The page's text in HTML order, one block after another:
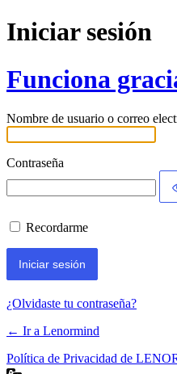
Iniciar sesión
Funciona
Nombre de usuario o correo
Contraseña
Recordarme
¿Olvidaste tu contraseña?
← Ir a Lenormind
Política de Privacidad de